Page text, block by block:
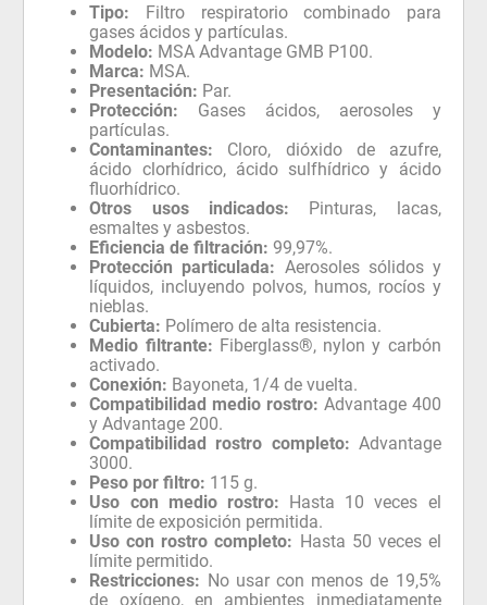
Tipo: Filtro respiratorio combinado para
gases ácidos y partículas.
Modelo: MSA Advantage GMB P100.
Marca: MSA.
Presentación: Par.
Protección: Gases ácidos, aerosoles y
partículas.
Contaminantes: Cloro, dióxido de azufre,
ácido clorhídrico, ácido sulfhídrico y ácido
fluorhídrico.
Otros usos indicados: Pinturas, lacas,
esmaltes y asbestos.
Eficiencia de filtración: 99,97%.
Protección particulada: Aerosoles sólidos y
líquidos, incluyendo polvos, humos, rocíos y
nieblas.
Cubierta: Polímero de alta resistencia.
Medio filtrante: Fiberglass®, nylon y carbón
activado.
Conexión: Bayoneta, 1/4 de vuelta.
Compatibilidad medio rostro: Advantage 400
y Advantage 200.
Compatibilidad rostro completo: Advantage
3000.
Peso por filtro: 115 g.
Uso con medio rostro: Hasta 10 veces el
límite de exposición permitida.
Uso con rostro completo: Hasta 50 veces el
límite permitido.
Restricciones: No usar con menos de 19,5%
de oxígeno, en ambientes inmediatamente